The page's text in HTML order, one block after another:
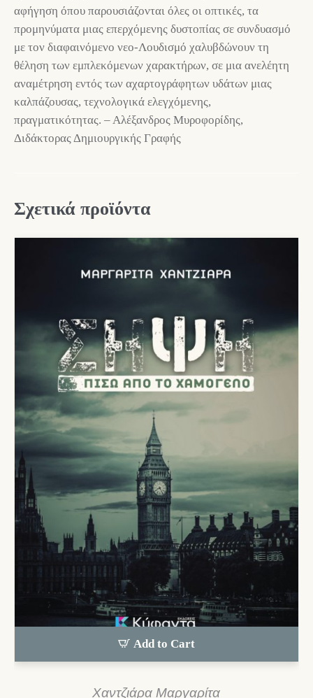
αφήγηση όπου παρουσιάζονται όλες οι οπτικές, τα
προμηνύματα μιας επερχόμενης δυστοπίας σε συνδυασμό
με τον διαφαινόμενο νεο-Λουδισμό χαλυβδώνουν τη
θέληση των εμπλεκόμενων χαρακτήρων, σε μια ανελέητη
αναμέτρηση εντός των αχαρτογράφητων υδάτων μιας
καλπάζουσας, τεχνολογικά ελεγχόμενης,
πραγματικότητας. – Αλέξανδρος Μυροφορίδης,
Διδάκτορας Δημιουργικής Γραφής
Σχετικά προϊόντα
Add to Cart
Χαντζιάρα Μαργαρίτα